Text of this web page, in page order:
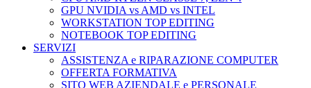
GPU NVIDIA vs AMD vs INTEL
WORKSTATION TOP EDITING
NOTEBOOK TOP EDITING
SERVIZI
ASSISTENZA e RIPARAZIONE COMPUTER
OFFERTA FORMATIVA
SITO WEB AZIENDALE e PERSONALE